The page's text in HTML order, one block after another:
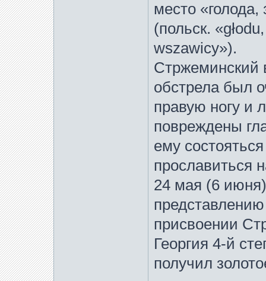
место
(польск.
wszawicy»).
Стржеминский
обстрела был
правую ногу и
повреждены
ему
прославиться
24 мая (6
присвоении
Георгия 4-й
получил